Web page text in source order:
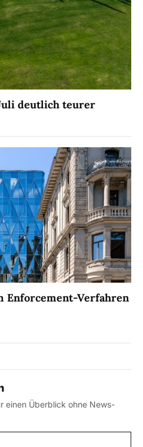
deutlich teurer
Enforcement-Verfahren
einen Überblick ohne News-